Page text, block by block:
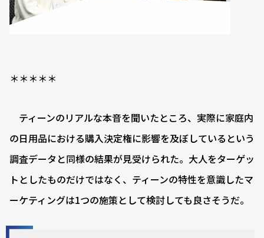
＊＊＊＊＊
ティーンのリアルな本音を聞いたところ、実際に家庭内
の日用品における購入決定権に影響を及ぼしているという
調査データと同様の結果が見受けられた。大人をターゲッ
トとしたものだけではなく、ティーンの特性を意識したマ
ーケティングは1つの施策として検討しても良さそうだ。